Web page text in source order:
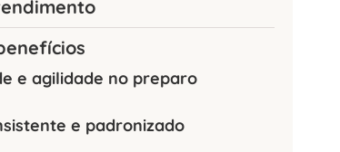
e agilidade no preparo
e padronizado